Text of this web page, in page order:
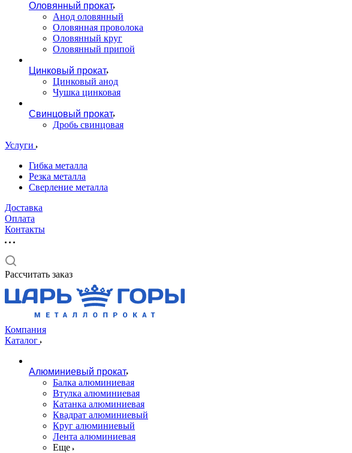
Оловянный прокат
Анод оловянный
Оловянная проволока
Оловянный круг
Оловянный припой
Цинковый прокат
Цинковый анод
Чушка цинковая
Свинцовый прокат
Дробь свинцовая
Услуги
Гибка металла
Резка металла
Сверление металла
Доставка
Оплата
Контакты
Рассчитать заказ
Компания
Каталог
Алюминиевый прокат
Балка алюминиевая
Втулка алюминиевая
Катанка алюминиевая
Квадрат алюминиевый
Круг алюминиевый
Лента алюминиевая
Еще